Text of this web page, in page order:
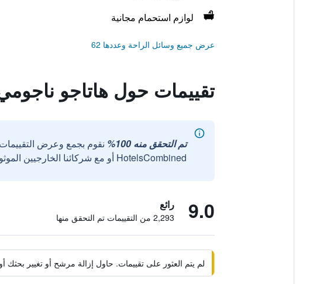
لوازم استحمام مجانية
عرض جميع وسائل الراحة وعددها 62
تقييمات حول هاتاجو
تم التحقق منه 100%
نقوم بجمع وعرض
HotelsCombined أو مع شركائنا الخارجيين الموثوقين.
9.0 رائع
2,293 من التقييمات تم التحقق منها
لم يتم العثور على تقييمات. حاول إزالة مرشح أو تغيير